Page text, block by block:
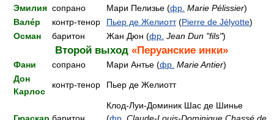
Эмилия сопрано Мари Пелизье (фр. Marie Pélissier)
Валéр
контр-тенор Пьер де Желиотт(Pierre de Jélyotte)
Осман
баритон Жан Дюн (фр. Jean Dun "fils")
Второй выход «Перуанские инки»
Фани сопрано Мари Антье (фр. Marie Antier)
Дон
Карлос
контр-тенор Пьер де Желиотт
Гюаскар баритон
Клод-Луи-Доминик Шас де Шинье
(фр. Claude-Louis-Dominique Chassé de